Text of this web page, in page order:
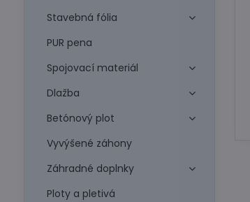
Stavebná fólia
PUR pena
Spojovací materiál
Dlažba
Betónový plot
Vyvýšené záhony
Záhradné doplnky
Ploty a pletivá